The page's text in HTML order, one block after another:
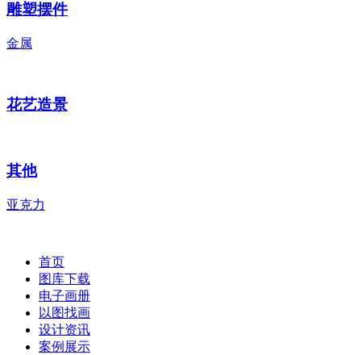
雕塑摆件
金属
花艺造景
其他
亚克力
首页
图库下载
电子画册
以图找画
设计资讯
案例展示